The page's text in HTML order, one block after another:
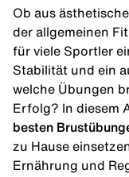
Ob aus
der allgemeinen
für viele Sportler
Stabilität und ein
welche Übungen
Erfolg? In diesem
besten
zu Hause
Ernährung und